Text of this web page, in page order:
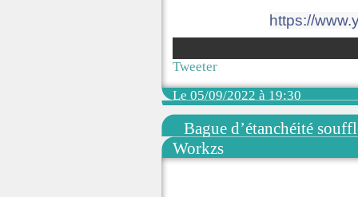
https://
Tweeter
Le 05/09/2022 à 19:30
Bague d’étanchéité
Workzs